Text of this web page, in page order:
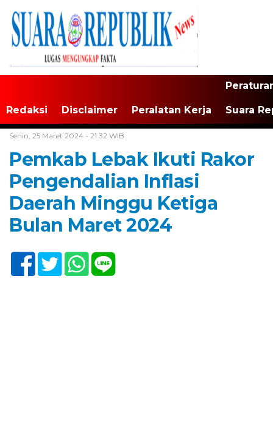
Redaksi Disclaimer Peralatan Kerja Suara
Senin, 25 Maret 2024 - 21:32 WIB
Pemkab Lebak Ikuti Rakor
Pengendalian Inflasi
Daerah Minggu Ketiga
Bulan Maret 2024